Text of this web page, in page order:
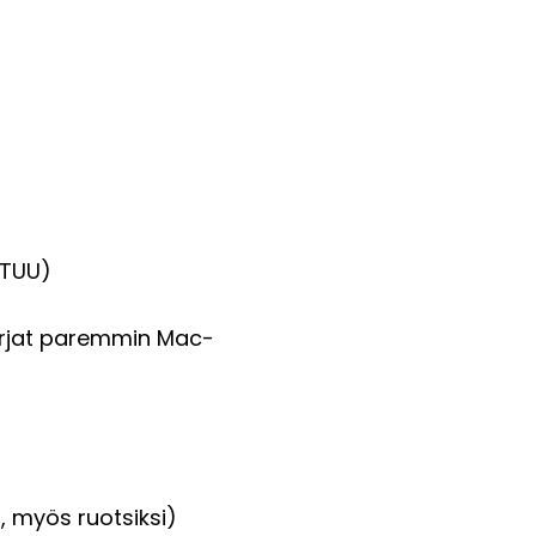
)
paremmin Mac-
myös ruotsiksi)